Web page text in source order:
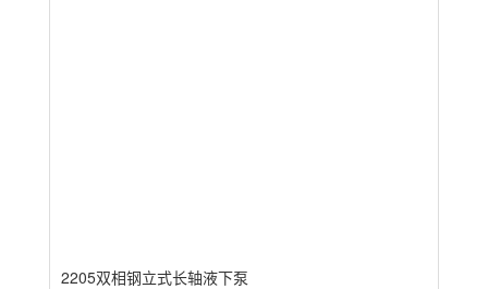
2205双相钢立式长轴液下泵